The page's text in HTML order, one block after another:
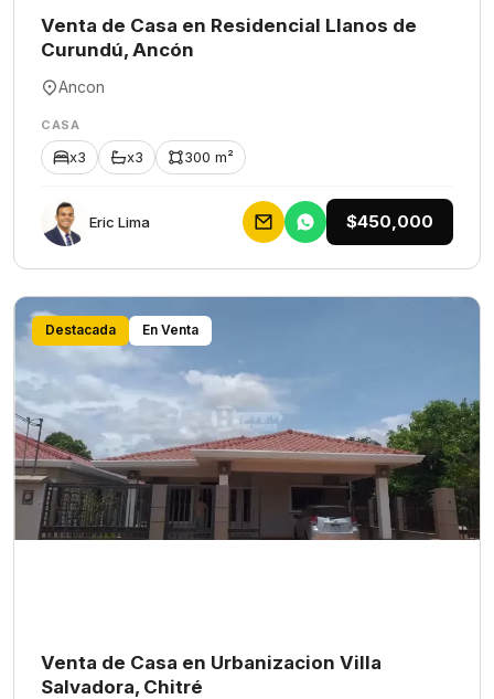
Venta de Casa en Residencial Llanos de
Curundú, Ancón
Ancon
CASA
x3 x3 300 m²
Eric Lima $450,000
Destacada En Venta
Venta de Casa en Urbanizacion Villa
Salvadora, Chitré